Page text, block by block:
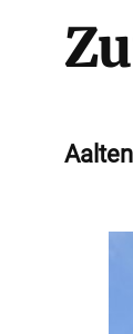
Aalten